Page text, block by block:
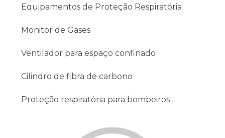
Equipamentos de Proteção Respiratória
Monitor de Gases
Ventilador para espaço confinado
Cilindro de fibra de carbono
Proteção respiratória para bombeiros